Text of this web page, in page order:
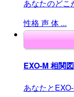
あなたのどこ
性格 声体 ...
EXO-M 相関図
あなたと